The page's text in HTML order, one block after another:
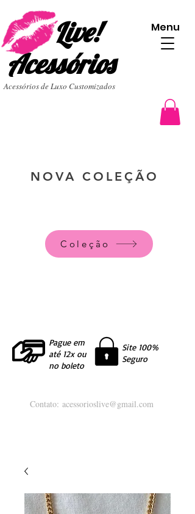
Live!
Acessórios
Acessórios de Luxo Customizados
NOVA COLEÇÃO
Menu
Coleção
Pague em
até 12x ou
no boleto
Site 100%
Seguro
Contato: acessorioslive@gmail.com